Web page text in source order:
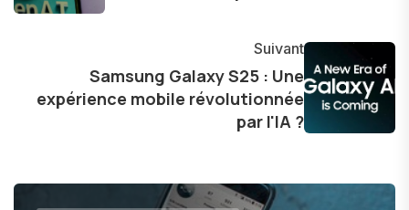
technologie sur notre vie quotidienne et à
Suivant
Samsung Galaxy S25 : Une
expérience mobile révolutionnée
par l'IA ?